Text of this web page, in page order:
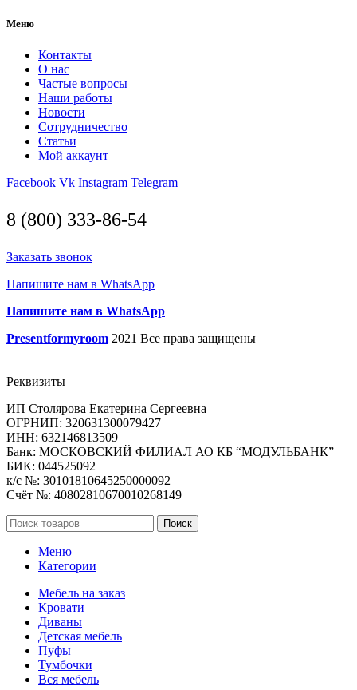
Меню
Контакты
О нас
Частые вопросы
Наши работы
Новости
Сотрудничество
Статьи
Мой аккаунт
Facebook Vk Instagram Telegram
8 (800) 333-86-54
Заказать звонок
Напишите нам в WhatsApp
Напишите нам в WhatsApp
Presentformyroom 2021 Все права защищены
Реквизиты
ИП Столярова Екатерина Сергеевна
ОГРНИП: 320631300079427
ИНН: 632146813509
Банк: МОСКОВСКИЙ ФИЛИАЛ АО КБ “МОДУЛЬБАНК”
БИК: 044525092
к/с №: 30101810645250000092
Счёт №: 40802810670010268149
Поиск
Меню
Категории
Мебель на заказ
Кровати
Диваны
Детская мебель
Пуфы
Тумбочки
Вся мебель